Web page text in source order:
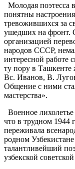
Молодая поэтесса
понятны
тревожившихся за
ушедших на фронт.
организацией
народов СССР,
интересной работе
ту пору в Ташкенте
Вс. Иванов, В.
Общение с ними
мастерства».
Военное
что в трудном 1944
переживала
родном
талантливейший
узбекской